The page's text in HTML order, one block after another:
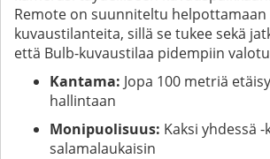
Remote on suunniteltu
kuvaustilanteita, sillä se tukee sekä
että Bulb-kuvaustilaa pidempiin
Kantama: Jopa 100 metriä
hallintaan
Monipuolisuus: Kaksi yhdessä
salamalaukaisin